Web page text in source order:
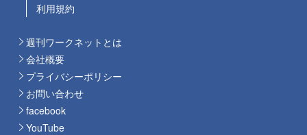
利用規約
週刊ワークネットとは
会社概要
プライバシーポリシー
お問い合わせ
facebook
YouTube